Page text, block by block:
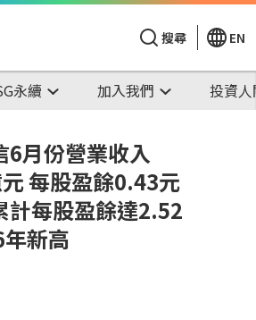
搜尋 EN
永續 加入我們 投資
6月份營業收入
每股盈餘0.43元
計每股盈餘達2.52
新高